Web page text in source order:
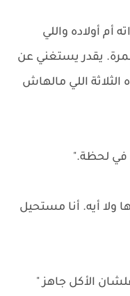
أم أولاده واللي
والمرة. يقدر يستغني عن
الثلاثة اللي مالهاش
في لحظة."
ولا أيه. أنا مستحيل
الأكل جاهز "